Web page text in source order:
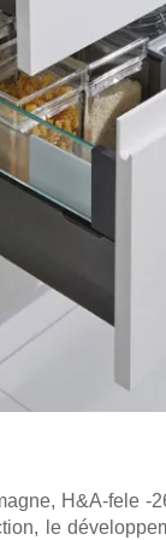
H&A-fele -
le